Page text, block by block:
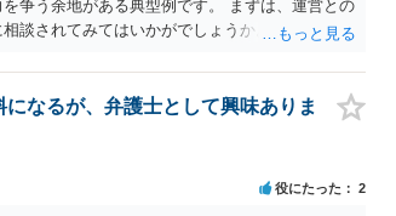
争う余地がある典型例です。 まずは、運営との
談されてみてはいかがでしょうか。 また同時並
なるが、弁護士として興味ありま
役にたった 2